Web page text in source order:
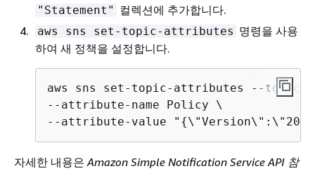
"Statement" 컬렉션에 추가합니다.
aws sns set-topic-attributes 명령을 사용
하여 새 정책을 설정합니다.
aws sns set-topic-attributes --topic-
--attribute-name Policy \
--attribute-value " {
자세한 내용은Amazon Simple Notification Service API 참